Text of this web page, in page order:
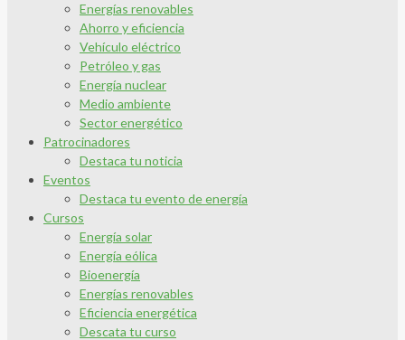
Energías renovables
Ahorro y eficiencia
Vehículo eléctrico
Petróleo y gas
Energía nuclear
Medio ambiente
Sector energético
Patrocinadores
Destaca tu noticia
Eventos
Destaca tu evento de energía
Cursos
Energía solar
Energía eólica
Bioenergía
Energías renovables
Eficiencia energética
Descata tu curso